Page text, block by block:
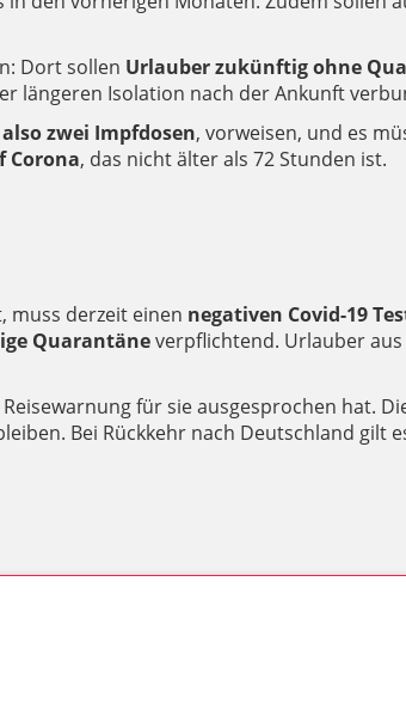
Dort sollen Urlauber zukünftig ohne
längeren Isolation nach der Ankunft
zwei Impfdosen, vorweisen, und es
Corona, das nicht älter als 72 Stunden ist.
muss derzeit einen negativen Covid-19
Quarantäneverpflichtend. Urlauber
für sie ausgesprochen hat.
Bei Rückkehr nach Deutschland gilt